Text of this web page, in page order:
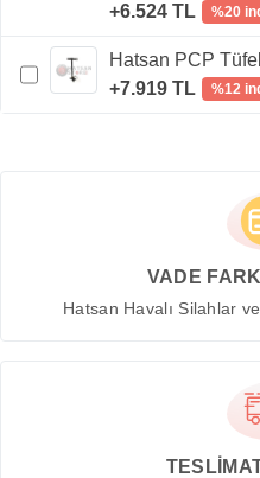
+6.524 TL
%20
Hatsan PCP
+7.919 TL
%12
VADE
Hatsan Havalı Silahlar